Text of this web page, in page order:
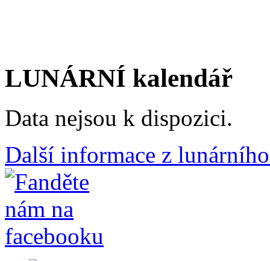
LUNÁRNÍ kalendář
Data nejsou k dispozici.
Další informace z